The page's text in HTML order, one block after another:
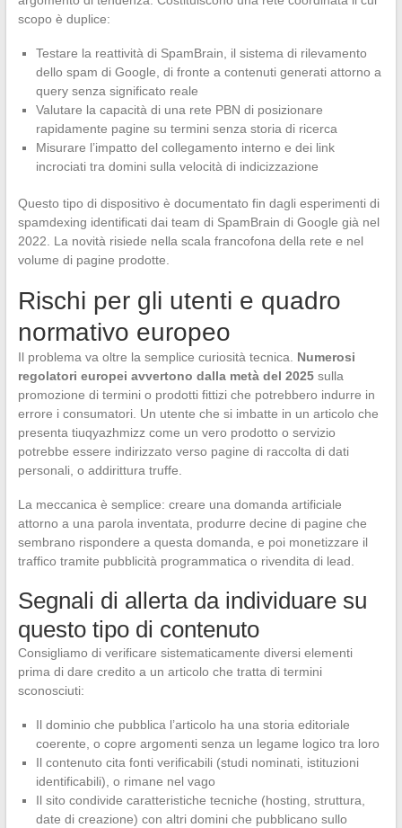
scopo è duplice:
Testare la reattività di SpamBrain, il sistema di rilevamento
dello spam di Google, di fronte a contenuti generati attorno a
query senza significato reale
Valutare la capacità di una rete PBN di posizionare
rapidamente pagine su termini senza storia di ricerca
Misurare l’impatto del collegamento interno e dei link
incrociati tra domini sulla velocità di indicizzazione
Questo tipo di dispositivo è documentato fin dagli esperimenti di
spamdexing identificati dai team di SpamBrain di Google già nel
2022. La novità risiede nella scala francofona della rete e nel
volume di pagine prodotte.
Rischi per gli utenti e quadro
normativo europeo
Il problema va oltre la semplice curiosità tecnica. Numerosi
regolatori europei avvertono dalla metà del 2025sulla
promozione di termini o prodotti fittizi che potrebbero indurre in
errore i consumatori. Un utente che si imbatte in un articolo che
presenta tiuqyazhmizz come un vero prodotto o servizio
potrebbe essere indirizzato verso pagine di raccolta di dati
personali, o addirittura truffe.
La meccanica è semplice: creare una domanda artificiale
attorno a una parola inventata, produrre decine di pagine che
sembrano rispondere a questa domanda, e poi monetizzare il
traffico tramite pubblicità programmatica o rivendita di lead.
Segnali di allerta da individuare su
questo tipo di contenuto
Consigliamo di verificare sistematicamente diversi elementi
prima di dare credito a un articolo che tratta di termini
sconosciuti:
Il dominio che pubblica l’articolo ha una storia editoriale
coerente, o copre argomenti senza un legame logico tra loro
Il contenuto cita fonti verificabili (studi nominati, istituzioni
identificabili), o rimane nel vago
Il sito condivide caratteristiche tecniche (hosting, struttura,
date di creazione) con altri domini che pubblicano sullo